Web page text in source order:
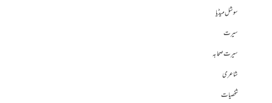
سوشل میڈیا
سیرت
سیرت صحابہ
شاعری
شخصیات